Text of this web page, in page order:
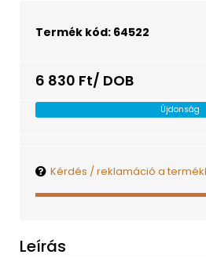
Termék kód: 64522
6 830 Ft/ DOB
Újdonság
Kérdés / reklamáció a
Leírás